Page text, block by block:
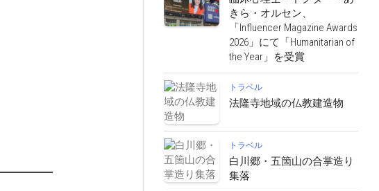
きら・オルセン、
「Influencer Magazine Awards
2026」にて「Humanitarian of
the Year」を受賞
トラベル
法隆寺地域の仏教建造物
トラベル
白川郷・五箇山の合掌造り
集落